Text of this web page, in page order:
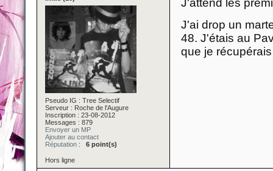
Pseudo IG : Tree Selectif
Serveur : Roche de l'Augure
Inscription : 23-08-2012
Messages : 879
Envoyer un MP
Ajouter au contact
Réputation : 6 point(s)
J'attend les
J'ai drop un
48. J'étais au
que je
Hors ligne